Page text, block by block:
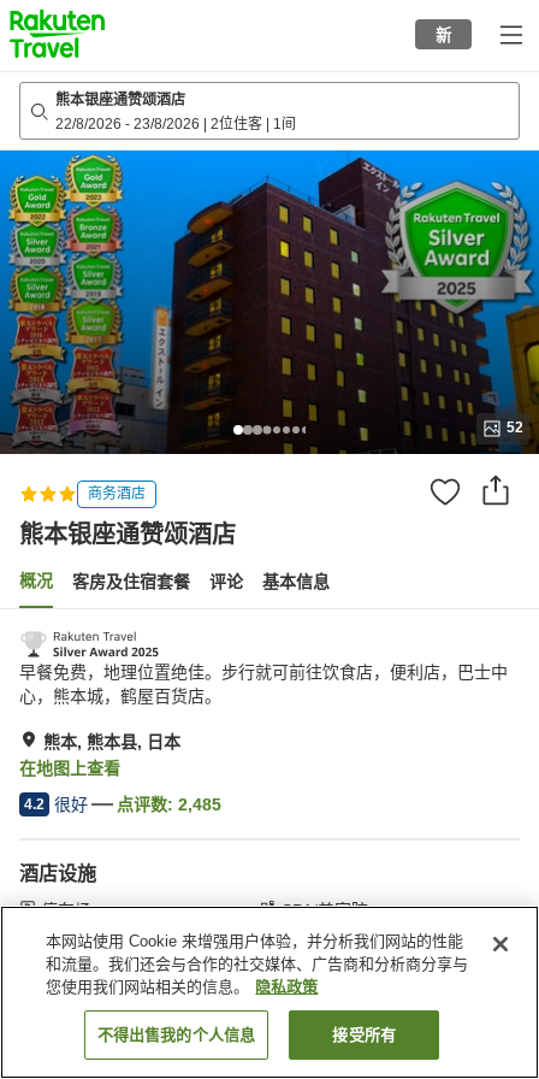
to
top
page
新
熊本银座通赞颂酒店
22/8/2026 - 23/8/2026 2位住客 1间
52
商务酒店
熊本银座通赞颂酒店
概况 客房及住宿套餐 评论 基本信息
早餐免费，地理位置绝佳。步行就可前往饮食店，便利店，巴士中
心，熊本城，鹤屋百货店。
熊本, 熊本县, 日本
在地图上查看
4.2 很好 点评数: 2,485
酒店设施
停车场
SPA/美容院
自动售货机
付费洗衣房
首页 日本 熊本县 熊本 熊本银座通赞颂酒店
搜索客房
本网站使用 Cookie 来增强用户体验，并分析我们网站的性能
和流量。我们还会与合作的社交媒体、广告商和分析商分享与
您使用我们网站相关的信息。
隐私政策
不得出售我的个人信息 接受所有